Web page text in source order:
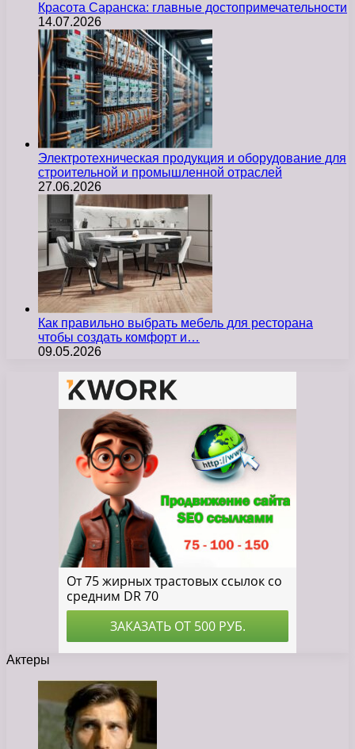
Красота Саранска: главные достопримечательности
14.07.2026
Электротехническая продукция и оборудование для
строительной и промышленной отраслей
27.06.2026
Как правильно выбрать мебель для ресторана
чтобы создать комфорт и…
09.05.2026
Актеры